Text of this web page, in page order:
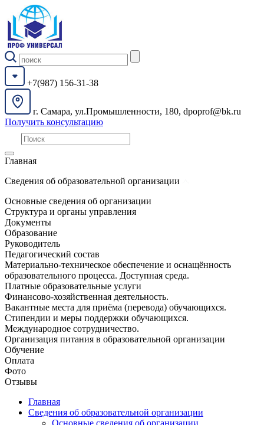
+7(987) 156-31-38
г. Самара, ул.Промышленности, 180, dpoprof@bk.ru
Получить консультацию
Главная
Сведения об образовательной организации
Основные сведения об организации
Структура и органы управления
Документы
Образование
Руководитель
Педагогический состав
Материально-техническое обеспечение и оснащённость
образовательного процесса. Доступная среда.
Платные образовательные услуги
Финансово-хозяйственная деятельность.
Вакантные места для приёма (перевода) обучающихся.
Стипендии и меры поддержки обучающихся.
Международное сотрудничество.
Организация питания в образовательной организации
Обучение
Оплата
Фото
Отзывы
Главная
Сведения об образовательной организации
Основные сведения об организации